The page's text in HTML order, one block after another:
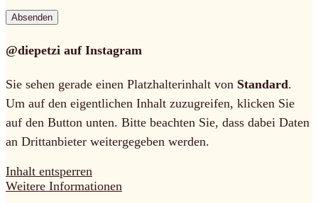
@diepetzi auf Instagram
Sie sehen gerade einen Platzhalterinhalt von Standard.
Um auf den eigentlichen Inhalt zuzugreifen, klicken Sie
auf den Button unten. Bitte beachten Sie, dass dabei Daten
an Drittanbieter weitergegeben werden.
Inhalt entsperren
Weitere Informationen